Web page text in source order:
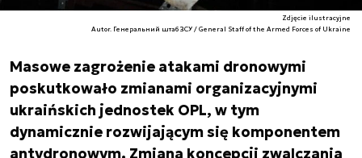
Zdjęcie ilustracyjne
Autor. Генеральний штаб ЗСУ / General Staff of the Armed Forces of Ukraine
Masowe zagrożenie atakami dronowymi
poskutkowało zmianami organizacyjnymi
ukraińskich jednostek OPL, w tym
dynamicznie rozwijającym się komponentem
antydronowym. Zmiana koncepcji zwalczania